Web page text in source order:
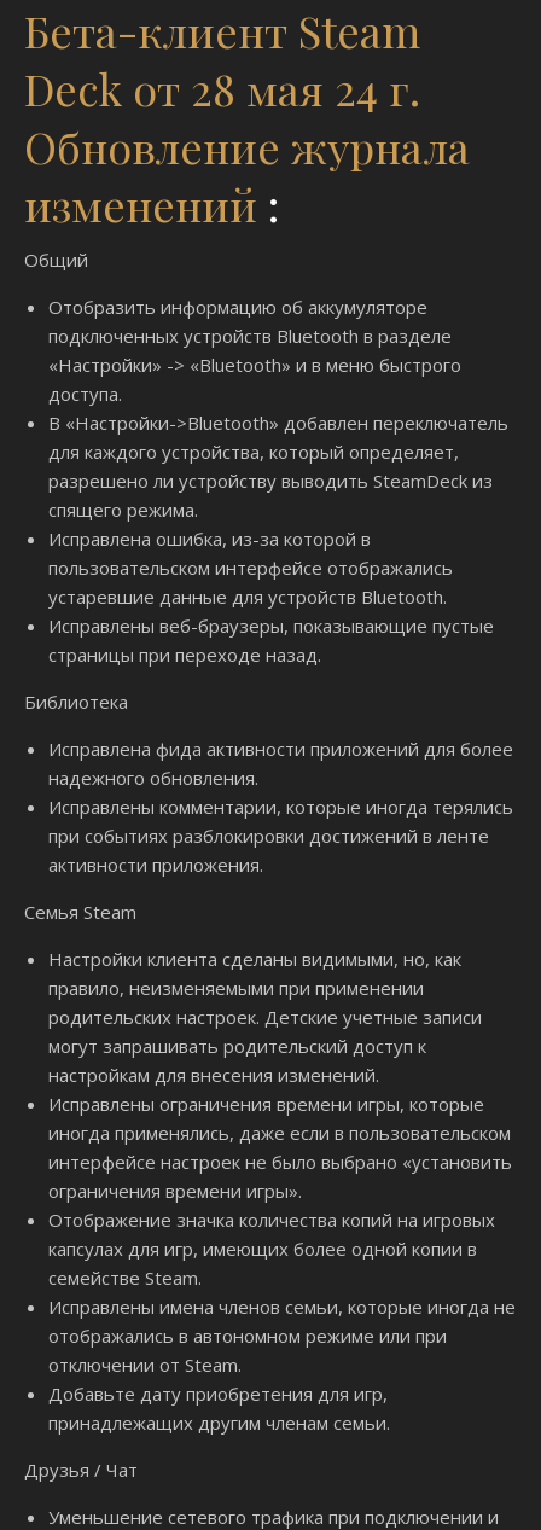
Бета-клиент Steam
Deck от 28 мая 24 г.
Обновление журнала
изменений :
Общий
Отобразить информацию об аккумуляторе
подключенных устройств Bluetooth в разделе
«Настройки» -> «Bluetooth» и в меню быстрого
доступа.
В «Настройки->Bluetooth» добавлен переключатель
для каждого устройства, который определяет,
разрешено ли устройству выводить SteamDeck из
спящего режима.
Исправлена ​​ошибка, из-за которой в
пользовательском интерфейсе отображались
устаревшие данные для устройств Bluetooth.
Исправлены веб-браузеры, показывающие пустые
страницы при переходе назад.
Библиотека
Исправлена ​​​​фида активности приложений для более
надежного обновления.
Исправлены комментарии, которые иногда терялись
при событиях разблокировки достижений в ленте
активности приложения.
Семья Steam
Настройки клиента сделаны видимыми, но, как
правило, неизменяемыми при применении
родительских настроек. Детские учетные записи
могут запрашивать родительский доступ к
настройкам для внесения изменений.
Исправлены ограничения времени игры, которые
иногда применялись, даже если в пользовательском
интерфейсе настроек не было выбрано «установить
ограничения времени игры».
Отображение значка количества копий на игровых
капсулах для игр, имеющих более одной копии в
семействе Steam.
Исправлены имена членов семьи, которые иногда не
отображались в автономном режиме или при
отключении от Steam.
Добавьте дату приобретения для игр,
принадлежащих другим членам семьи.
Друзья / Чат
Уменьшение сетевого трафика при подключении и